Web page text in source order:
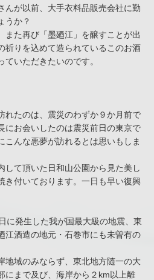
んが以前、大手衣料品販売会社に勤
うか？
また再び「墨廼江」を醸すことが出
祈りを込めて造られているこのお酒
いただきたいのです。
れたのは、震災のわずか９か月前で
にお会いしたのは震災前日の東京で
こんな悪夢が訪れるとは思いもしま
して頂いた日和山公園から見た美し
き付いております。一日も早い復興
に発生した我が国最大級の地震、東
江酒造の地元・石巻市にも未曽有の
地域のみならず、東北地方随一の大
にまで及び、海岸から２km以上離